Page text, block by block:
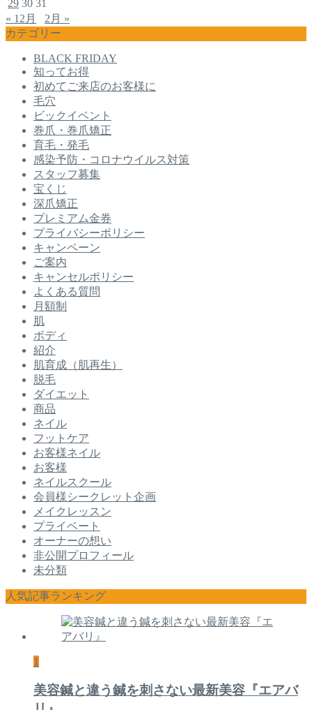
29 30 31
« 12月
2月 »
カテゴリー
BLACK FRIDAY
知ってお得
初めてご来店のお客様に
毛穴
ビックイベント
巻爪・巻爪矯正
育毛・発毛
感染予防・コロナウイルス対策
スタッフ募集
宝くじ
深爪矯正
プレミアム金券
プライバシーポリシー
キャンペーン
ご案内
キャンセルポリシー
よくある質問
月額制
肌
ボディ
紹介
肌育成（肌再生）
脱毛
ダイエット
商品
ネイル
フットケア
お客様ネイル
お客様
ネイルスクール
会員様シークレット企画
メイクレッスン
プライベート
オーナーの想い
非公開プロフィール
未分類
人気記事ランキング
1
美容鍼と違う鍼を刺さない最新美容『エアバ